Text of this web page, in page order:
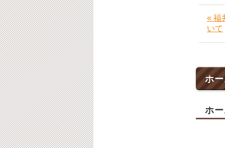
« 福
いて
ホ
ホ